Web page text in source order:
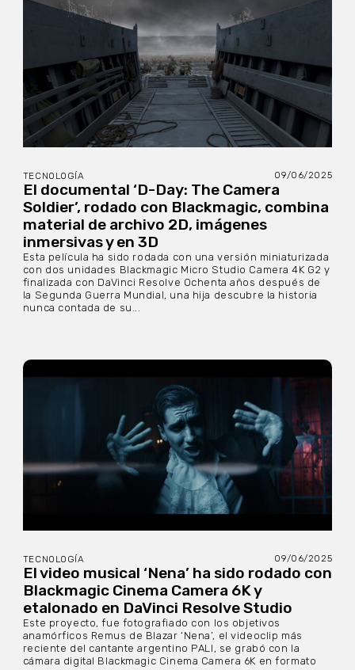
TECNOLOGÍA 09/06/2025
El documental ‘D-Day: The Camera
Soldier’, rodado con Blackmagic, combina
material de archivo 2D, imágenes
inmersivas y en 3D
Esta película ha sido rodada con una versión miniaturizada
con dos unidades Blackmagic Micro Studio Camera 4K G2 y
finalizada con DaVinci Resolve Ochenta años después de
la Segunda Guerra Mundial, una hija descubre la historia
nunca contada de su...
TECNOLOGÍA 09/06/2025
El video musical ‘Nena’ ha sido rodado con
Blackmagic Cinema Camera 6K y
etalonado en DaVinci Resolve Studio
Este proyecto, fue fotografiado con los objetivos
anamórficos Remus de Blazar ‘Nena’, el videoclip más
reciente del cantante argentino PALI, se grabó con la
cámara digital Blackmagic Cinema Camera 6K en formato